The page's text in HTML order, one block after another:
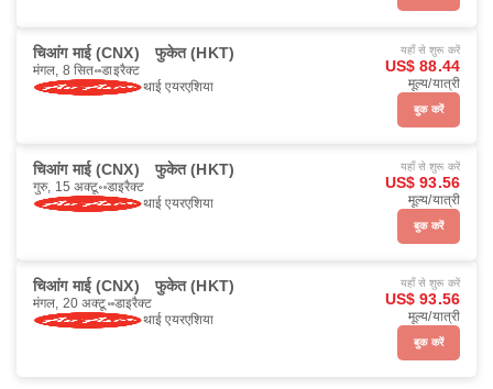
चिआंग माई (CNX) फुकेत (HKT)
मंगल, 8 सित॰ डाइरैक्ट
थाई एयरएशिया
यहाँ से शुरू करें
US$ 88.44
मूल्य/यात्री
बुक करें
चिआंग माई (CNX) फुकेत (HKT)
गुरु, 15 अक्टू॰ डाइरैक्ट
थाई एयरएशिया
यहाँ से शुरू करें
US$ 93.56
मूल्य/यात्री
बुक करें
चिआंग माई (CNX) फुकेत (HKT)
मंगल, 20 अक्टू॰ डाइरैक्ट
थाई एयरएशिया
यहाँ से शुरू करें
US$ 93.56
मूल्य/यात्री
बुक करें